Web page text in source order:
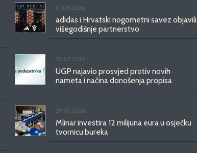
01.08.2026.
adidas i Hrvatski nogometni savez objavili
višegodišnje partnerstvo
30.07.2026.
UGP najavio prosvjed protiv novih
nameta i načina donošenja propisa
29.07.2026.
Mlinar investira 12 milijuna eura u osječku
tvornicu bureka